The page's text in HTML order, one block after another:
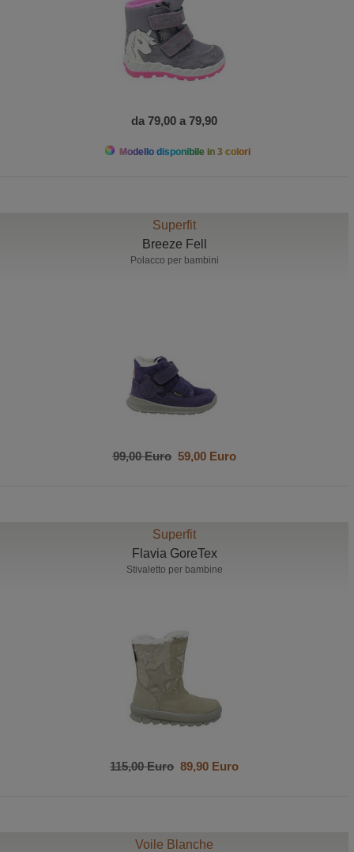
da 79,00 a 79,90
Modello disponibile in 3 colori
Superfit
Breeze Fell
Polacco per bambini
99,00 Euro59,00 Euro
Superfit
Flavia GoreTex
Stivaletto per bambine
115,00 Euro 89,90 Euro
Voile Blanche